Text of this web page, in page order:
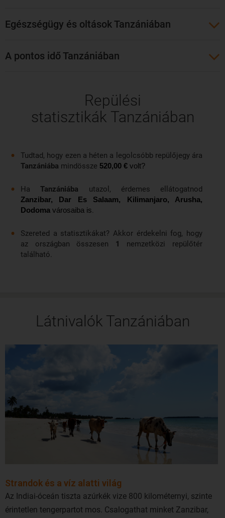
Arushától keletre 60 km-re fekszik a Kilimandzsáró
nemzetközi repülőtér (Kilimanjaro International Airport).
Bécsből, Budapestről vagy Prágából kényelmesen
nincs közvetlen járat. Az átlagos repülési idő körülbelül 11
Egészségügy és oltások Tanzániában
A pontos idő Tanzániában
Repülési
statisztikák Tanzániában
Tudtad, hogy ezen a héten a legolcsóbb repülőjegy ára
Tanzániába mindössze 520,00 € volt?
HaTanzániába utazol, érdemes ellátogatnod
Zanzibar, Dar Es Salaam, Kilimanjaro, Arusha,
Dodoma városaiba is.
Szereted a statisztikákat? Akkor érdekelni fog, hogy
az országban összesen 1 nemzetközi repülőtér
található.
Látnivalók Tanzániában
Strandok és a víz alatti világ
Az Indiai-óceán tiszta azúrkék vize 800 kilométernyi, szinte
érintetlen tengerpartot mos. Csalogathat minket Zanzibar,